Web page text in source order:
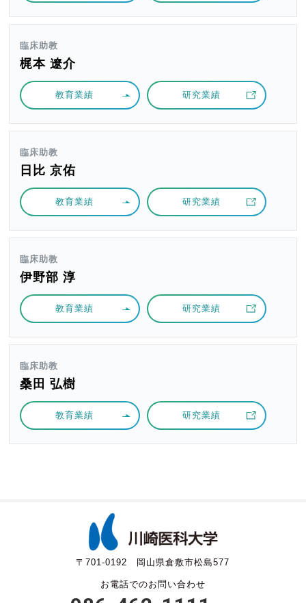
臨床助教
梶本 遼介
教育業績 研究業績
臨床助教
日比 京佑
教育業績 研究業績
臨床助教
伊野部 淳
教育業績 研究業績
臨床助教
桑田 弘樹
教育業績 研究業績
〒701-0192 岡山県倉敷市松島577
お電話でのお問い合わせ